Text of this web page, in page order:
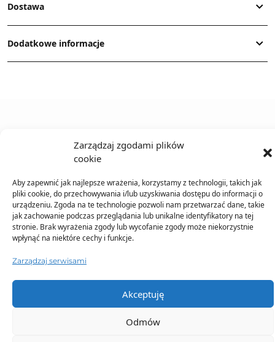
Zarządzaj zgodami plików
cookie
Aby zapewnić jak najlepsze wrażenia, korzystamy z technologii, takich jak
pliki cookie, do przechowywania i/lub uzyskiwania dostępu do informacji o
urządzeniu. Zgoda na te technologie pozwoli nam przetwarzać dane, takie
jak zachowanie podczas przeglądania lub unikalne identyfikatory na tej
stronie. Brak wyrażenia zgody lub wycofanie zgody może niekorzystnie
wpłynąć na niektóre cechy i funkcje.
Zarządzaj serwisami
Akceptuję
Odmów
Dostawa
Dodatkowe informacje
TO SIĘ TERAZ SPRZEDAJE